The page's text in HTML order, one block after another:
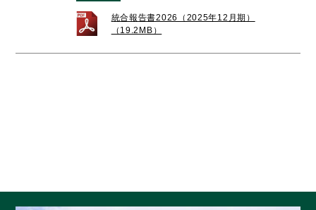
統合報告書2026（2025年12月期）
（19.2MB）